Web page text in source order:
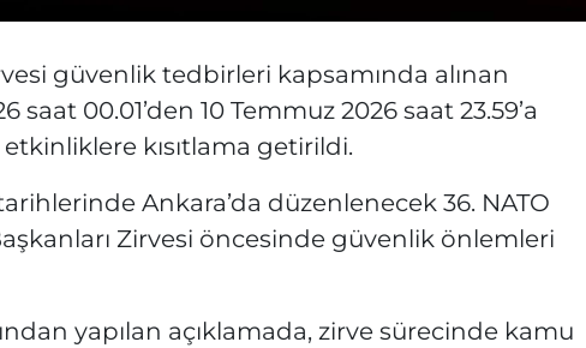
güvenlik tedbirleri kapsamında alınan
saat 00.01’den 10 Temmuz 2026 saat 23.59’a
kısıtlama getirildi.
Ankara’da düzenlenecek 36. NATO
Zirvesi öncesinde güvenlik önlemleri
yapılan açıklamada, zirve sürecinde kamu